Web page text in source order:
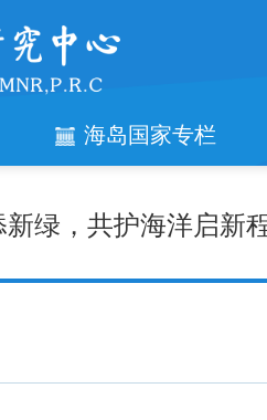
海岛国家专栏
绿，共护海洋启新